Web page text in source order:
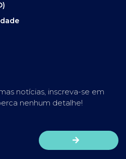
notícias, inscreva-se em
nenhum detalhe!